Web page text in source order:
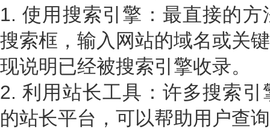
1. 使用搜索引擎：最直接的
搜索框，输入网站的域名或关
现说明已经被搜索引擎收录。
2. 利用站长工具：许多搜索
的站长平台，可以帮助用户查